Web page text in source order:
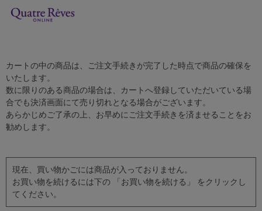
カートの中の商品は、ご注文手続きが完了した時点で商品の確保を
いたします。
数に限りのある商品の場合は、カートへ登録していただいている場
合でも決済画面にて売り切れとなる場合がございます。
あらかじめご了承の上、お早めにご注文手続きを済ませることをお
勧めします。
現在、買い物かごには商品が入っておりません。
お買い物を続けるには下の 「お買い物を続ける」 をクリックし
てください。